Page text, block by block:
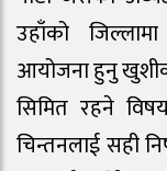
उहाँको
आयोजना हुनु
सिमित रहने
चिन्तनलाई सही